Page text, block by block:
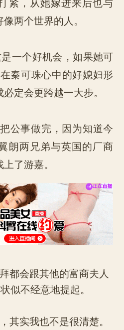
两个世界的人。
一个好机会，如果她可
秦可珠心中的好媳妇形
定会更跨越一大步。
公事做完，因为知道今
朗两兄弟与英国的厂商
了游嘉。
都会跟其他的富商夫人
似不经意地提起。
其实我也不是很清楚。